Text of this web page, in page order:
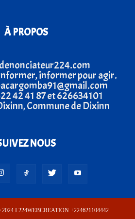
À PROPOS
informer pour agir.
42 41 87 et 626634101
Commune de Dixinn
NOUS
I 224WEBCREATION +224621104442